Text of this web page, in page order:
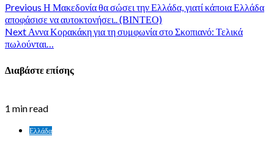
Previous Η Μακεδονία θα σώσει την Ελλάδα, γιατί κάποια Ελλάδα
αποφάσισε να αυτοκτονήσει.. (ΒΙΝΤΕΟ)
Next Αννα Κορακάκη για τη συμφωνία στο Σκοπιανό: Τελικά
πωλούνται…
Διαβάστε επίσης
1 min read
Ελλάδα